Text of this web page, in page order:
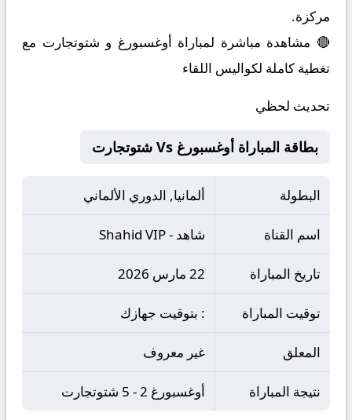
مركزة.
🔴 مشاهدة مباشرة لمباراة أوغسبورغ و شتوتجارت مع
تغطية كاملة لكواليس اللقاء
تحديث لحظي
بطاقة المباراة أوغسبورغ Vs شتوتجارت
البطولة ألمانيا, الدوري الألماني
اسم القناة شاهد - Shahid VIP
تاريخ المباراة 22 مارس 2026
توقيت المباراة : بتوقيت جهازك
المعلق غير معروف
نتيجة المباراة أوغسبورغ 2 - 5 شتوتجارت